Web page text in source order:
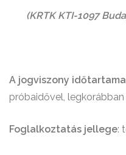
(KRTK KTI-1097
A jogviszony időtartama
próbaidővel,
Foglalkoztatás jellege: